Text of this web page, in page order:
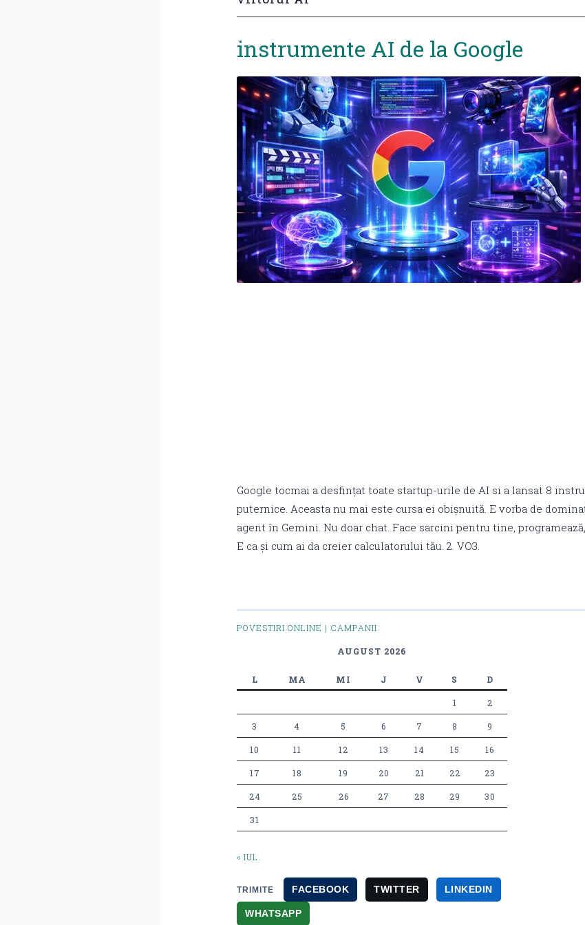
instrumente AI de la Google
Google tocmai a desfințat toate startup-urile de AI si a lansat 8
puternice. Aceasta nu mai este cursa ei obișnuită. E vorba de
agent în Gemini. Nu doar chat. Face sarcini pentru tine,
E ca și cum ai da creier calculatorului tău. 2. VO3.
POVESTIRI ONLINE | CAMPANII
AUGUST 2026
L MA MI J V S D
1 2
3 4 5 6 7 8 9
10 11 12 13 14 15 16
17 18 19 20 21 22 23
24 25 26 27 28 29 30
31
« IUL.
TRIMITE FACEBOOK TWITTER LINKEDIN
WHATSAPP